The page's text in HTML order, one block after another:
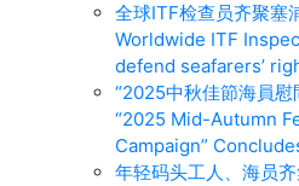
全球ITF检查员齐聚塞
Worldwide ITF
defend seafarers’
“2025中秋佳節海員慰
“2025 Mid-Autumn
Campaign”
年轻码头工人、海员